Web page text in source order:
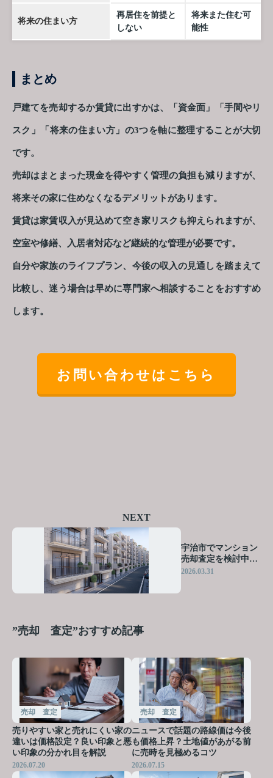
将来の住まい方
再居住を前提と
しない
将来また住む可
能性
まとめ
戸建てを売却するか賃貸に出すかは、「資金面」「手間やリ
スク」「将来の住まい方」の3つを軸に整理することが大切
です。
売却はまとまった現金を得やすく管理の負担も減りますが、
将来その家に住めなくなるデメリットがあります。
賃貸は家賃収入が見込めて空き家リスクも抑えられますが、
空室や修繕、入居者対応など継続的な管理が必要です。
自分や家族のライフプラン、今後の収入の見通しを踏まえて
比較し、迷う場合は早めに専門家へ相談することをおすすめ
します。
お問い合わせはこちら
NEXT
宇治市でマンション
売却査定を検討中の
方へ！ 相場と査定の
売るコツを紹介
2026.03.31
”売却 査定”おすすめ記事
売却 査定
売りやすい家と売れにくい家の
違いは価格設定？良い印象と悪
い印象の分かれ目を解説
2026.07.20
売却 査定
ニュースで話題の路線価は今後
も価格上昇？土地値があがる前
に売時を見極めるコツ
2026.07.15